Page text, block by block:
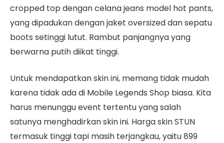
cropped top dengan celana jeans model hot pants,
yang dipadukan dengan jaket oversized dan sepatu
boots setinggi lutut. Rambut panjangnya yang
berwarna putih diikat tinggi.
Untuk mendapatkan skin ini, memang tidak mudah
karena tidak ada di Mobile Legends Shop biasa. Kita
harus menunggu event tertentu yang salah
satunya menghadirkan skin ini. Harga skin STUN
termasuk tinggi tapi masih terjangkau, yaitu 899